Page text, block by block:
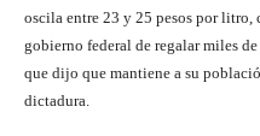
oscila entre 23 y 25 pesos por
gobierno federal de regalar miles
que dijo que mantiene a su
dictadura.